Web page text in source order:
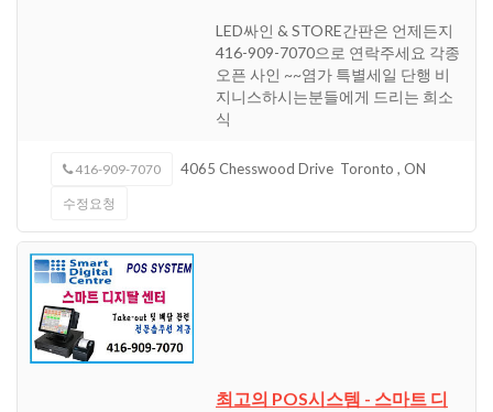
LED싸인 & STORE간판은 언제든지
416-909-7070으로 연락주세요 각종
오픈 사인 ~~염가 특별세일 단행 비
지니스하시는분들에게 드리는 희소
식
416-909-7070 4065 Chesswood Drive Toronto , ON
수정요청
최고의 POS시스템 - 스마트 디